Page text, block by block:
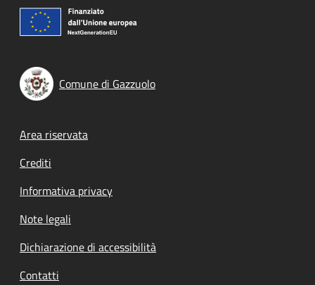
Comune di Gazzuolo
Footer menu
Area riservata
Crediti
Informativa privacy
Note legali
Dichiarazione di accessibilità
Contatti